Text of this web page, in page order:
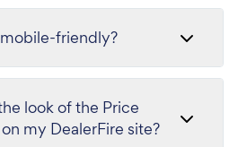
friendly?
look of the Price
my DealerFire site?